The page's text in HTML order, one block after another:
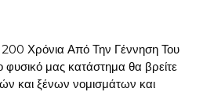
Χρόνια Από Την Γέννηση Του
μας κατάστημα θα βρείτε
και ξένων νομισμάτων και